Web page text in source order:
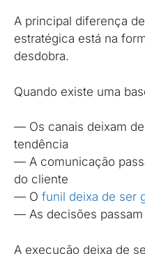
A principal diferença
estratégica está na
desdobra.
Quando existe uma
— Os canais deixam
tendência
— A comunicação
do cliente
— O funil deixa de ser
— As decisões
A execução deixa de